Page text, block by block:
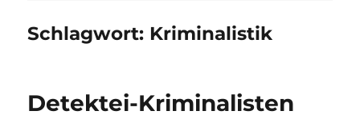
Schlagwort: Kriminalistik
Detektei-Kriminalisten